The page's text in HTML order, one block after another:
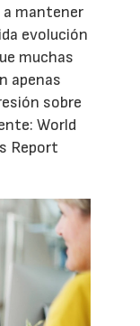
mantener
evolución
muchas
apenas
sobre
World
Report